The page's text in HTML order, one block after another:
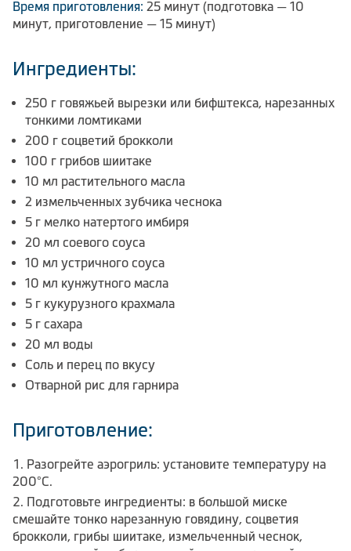
Время приготовления: 25 минут (подготовка — 10
минут, приготовление — 15 минут)
Ингредиенты:
250 г говяжьей вырезки или бифштекса, нарезанных
тонкими ломтиками
200 г соцветий брокколи
100 г грибов шиитаке
10 мл растительного масла
2 измельченных зубчика чеснока
5 г мелко натертого имбиря
20 мл соевого соуса
10 мл устричного соуса
10 мл кунжутного масла
5 г кукурузного крахмала
5 г сахара
20 мл воды
Соль и перец по вкусу
Отварной рис для гарнира
Приготовление:
Разогрейте аэрогриль: установите температуру на
200°C.
Подготовьте ингредиенты: в большой миске
смешайте тонко нарезанную говядину, соцветия
брокколи, грибы шиитаке, измельченный чеснок,